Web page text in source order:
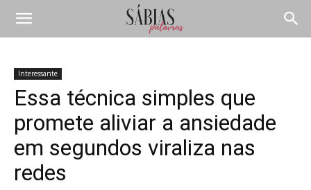
Interessante
Essa técnica simples que
promete aliviar a ansiedade
em segundos viraliza nas
redes